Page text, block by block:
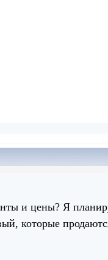
и цены? Я
которые